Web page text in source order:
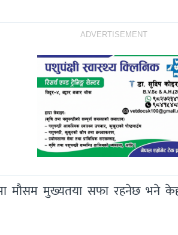
ADVERTISEMENT
मौसम मुख्यतया सफा रहनेछ भने केही